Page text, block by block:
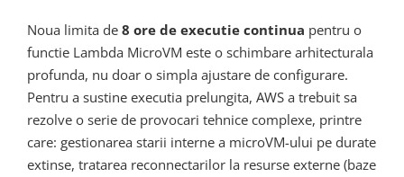
Noua limita de 8 ore de executie continua pentru o
functie Lambda MicroVM este o schimbare arhitecturala
profunda, nu doar o simpla ajustare de configurare.
Pentru a sustine executia prelungita, AWS a trebuit sa
rezolve o serie de provocari tehnice complexe, printre
care: gestionarea starii interne a microVM-ului pe durate
extinse, tratarea reconnectarilor la resurse externe (baze